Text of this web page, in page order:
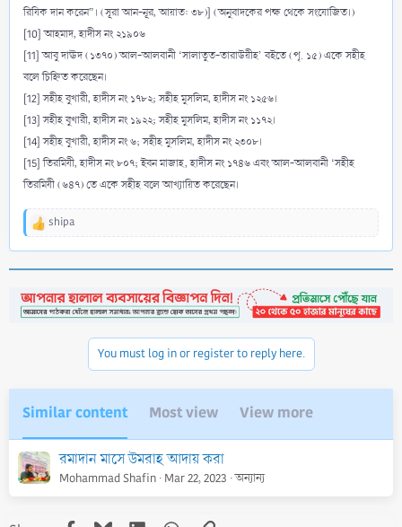
রিযিক দান করেন”। (সূরা আন-নূর, আয়াত: ৩৮)] (অনুবাদকের পক্ষ থেকে সংযোজিত।)
[10] আহমাদ, হাদীস নং ২১৯০৬
[11] আবু দাঊদ (১৩৭০) আল-আলবানী ‘সালাতুত-তারাউয়ীহ’ বইতে (পৃ. ১৫) একে সহীহ
বলে চিহ্নিত করেছেন।
[12] সহীহ বুখারী, হাদীস নং ১৭৮২; সহীহ মুসলিম, হাদীস নং ১২৫৬।
[13] সহীহ বুখারী, হাদীস নং ১৯২২; সহীহ মুসলিম, হাদীস নং ১১৭২।
[14] সহীহ বুখারী, হাদীস নং ৬; সহীহ মুসলিম, হাদীস নং ২৩০৮।
[15] তিরমিযী, হাদীস নং ৮০৭; ইবন মাজাহ, হাদীস নং ১৭৪৬ এবং আল-আলবানী ‘সহীহ
তিরমিযী (৬৪৭) তে একে সহীহ বলে আখ্যায়িত করেছেন।
R
t
i
shipa
You must log in or register to reply here.
Similar content Most view View more
রমাদান মাসে উমরাহ আদায় করা
Mohammad Shafin Mar 22, 2023 অন্যান্য